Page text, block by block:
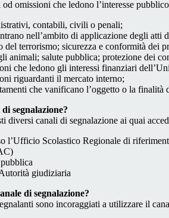
omissioni che ledono l’interesse
contabili, civili o penali;
nell’ambito di applicazione degli atti
del terrorismo; sicurezza e conformità dei
animali; salute pubblica; protezione dei
che ledono gli interessi finanziari
riguardanti il mercato interno;
che vanificano l’oggetto o la
segnalazione?
diversi canali di segnalazione ai quai
l’Ufficio Scolastico Regionale di
giudiziaria
di segnalazione?
sono incoraggiati a utilizzare il